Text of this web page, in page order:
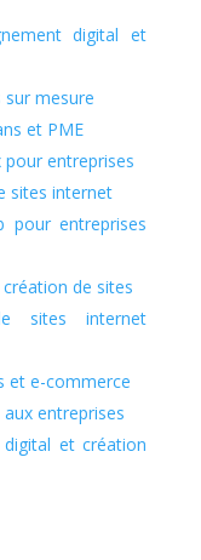
digital et
mesure
et PME
pour entreprises
sites internet
pour entreprises
éation de sites
sites internet
et e-commerce
aux entreprises
digital et création